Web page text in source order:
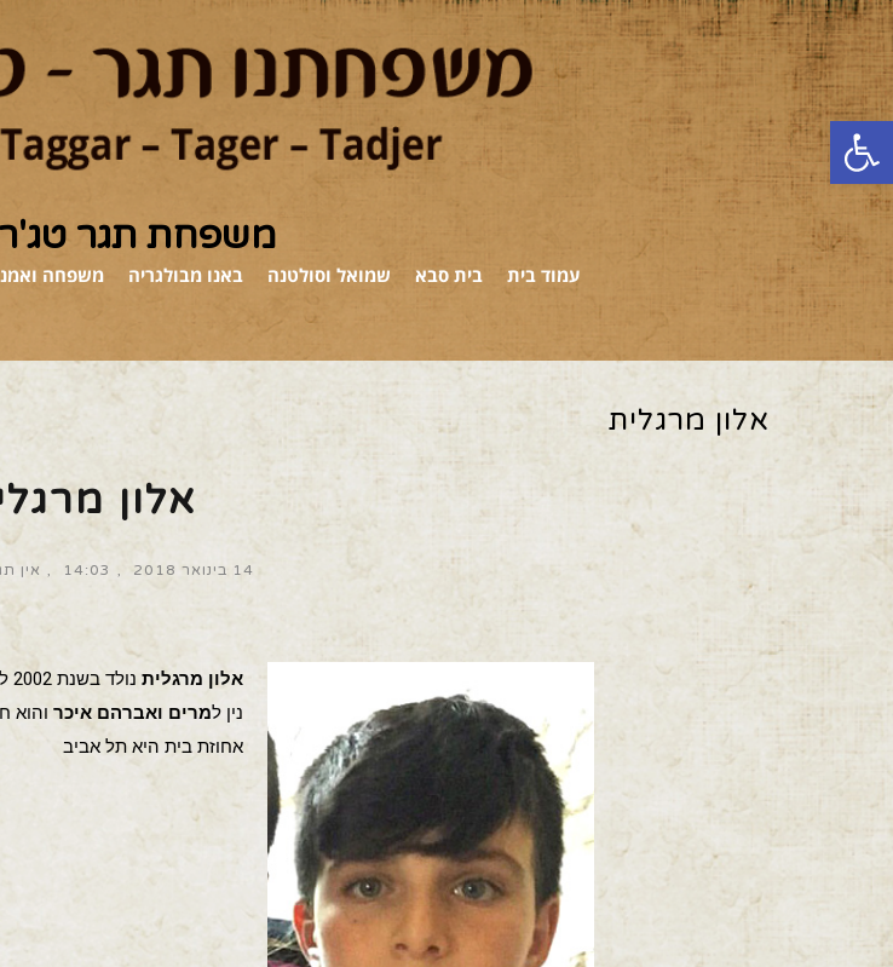
פתח סרגל נגישות
משפחת תגר טג'ר
עמוד בית בית סבא שמואל וסולטנה באנו מבולגריה משפחה
אלון מרגלית
אלון
14 בינואר 2018 14:03 אין
אלון מרגליתנולד בשנת 2002 להוריו
נין למרים ואברהם איכרוהוא
אחוזת בית היא תל אביב